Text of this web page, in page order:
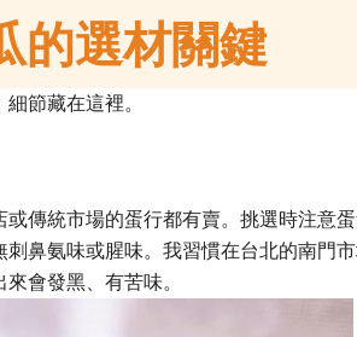
的選材關鍵
節藏在這裡。
傳統市場的蛋行都有賣。挑選時注意
鼻氨味或腥味。我習慣在台北的南門
會發黑、有苦味。